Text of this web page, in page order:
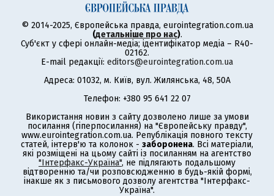
© 2014-2025, Європейська правда, eurointegration.com.ua
(детальніше про нас).
Суб'єкт у сфері онлайн-медіа; ідентифікатор медіа – R40-
02162.
E-mail редакції: editors@eurointegration.com.ua
Адреса: 01032, м. Київ, вул. Жилянська, 48, 50А
Телефон: +380 95 641 22 07
Використання новин з сайту дозволено лише за умови
посилання (гіперпосилання) на "Європейську правду",
www.eurointegration.com.ua. Републікація повного тексту
статей, інтерв'ю та колонок - заборонена. Всі матеріали,
які розміщені на цьому сайті із посиланням на агентство
"Інтерфакс-Україна", не підлягають подальшому
відтворенню та/чи розповсюдженню в будь-якій формі,
інакше як з письмового дозволу агентства "Інтерфакс-
Україна".